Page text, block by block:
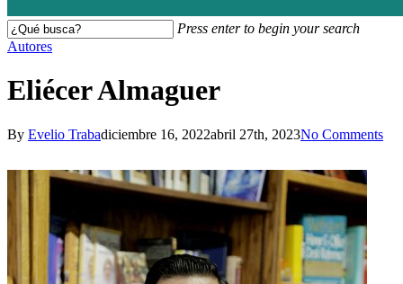
Press enter to begin your search
Close
Autores
Eliécer Almaguer
By Evelio Trabadiciembre 16, 2022abril 27th, 2023No Comments